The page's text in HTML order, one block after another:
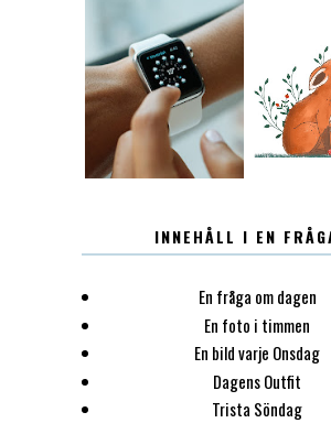
12.30
INNEHÅLL I EN
En fråga om dagen
En foto i timmen
En bild varje Onsdag
Dagens Outfit
Trista Söndag